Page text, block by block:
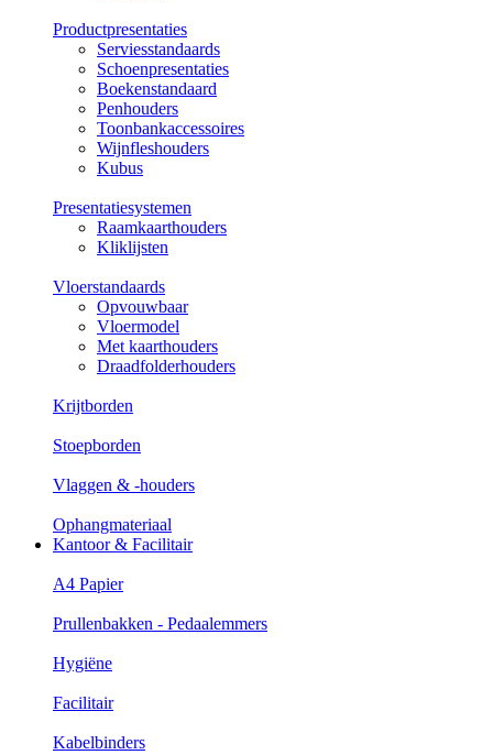
Productpresentaties
Serviesstandaards
Schoenpresentaties
Boekenstandaard
Penhouders
Toonbankaccessoires
Wijnfleshouders
Kubus
Presentatiesystemen
Raamkaarthouders
Kliklijsten
Vloerstandaards
Opvouwbaar
Vloermodel
Met kaarthouders
Draadfolderhouders
Krijtborden
Stoepborden
Vlaggen & -houders
Ophangmateriaal
Kantoor & Facilitair
A4 Papier
Prullenbakken - Pedaalemmers
Hygiëne
Facilitair
Kabelbinders